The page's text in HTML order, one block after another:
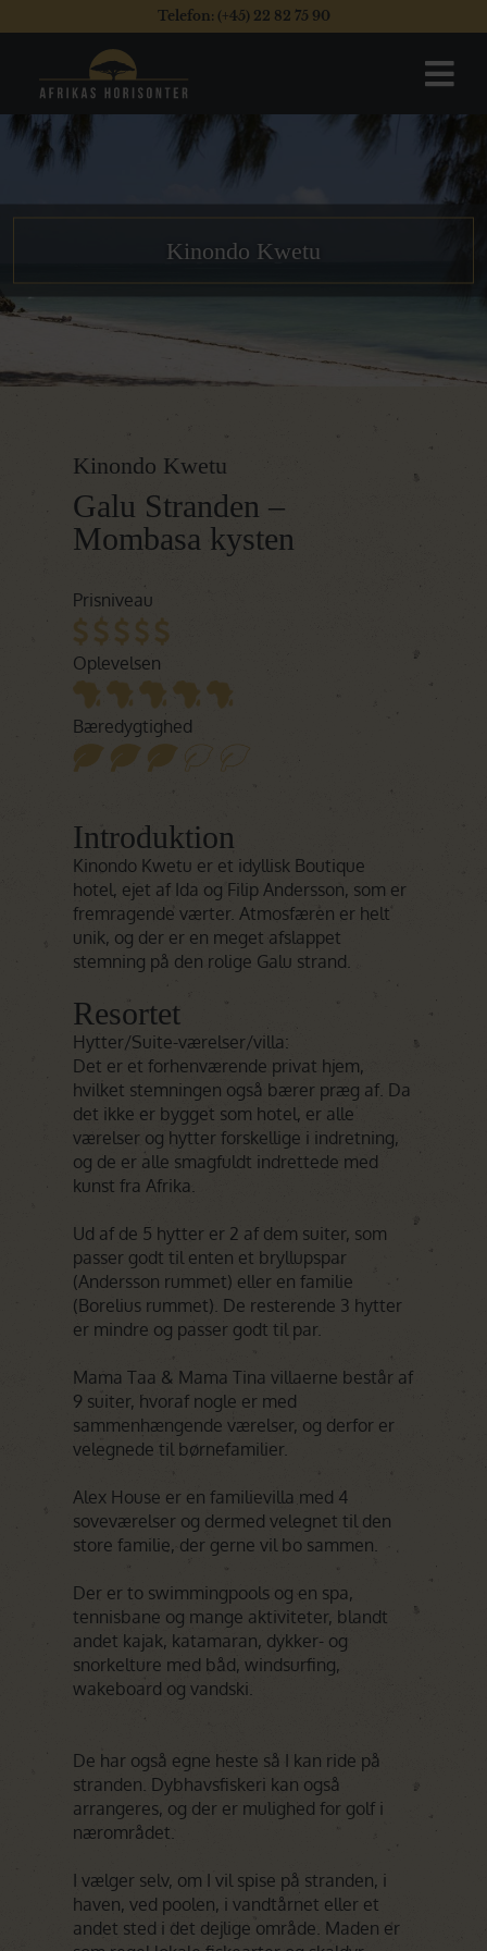
Telefon: (+45) 22 82 75 90
Kinondo Kwetu
Kinondo Kwetu
Galu Stranden –
Mombasa kysten
Prisniveau
Oplevelsen
Bæredygtighed
Introduktion
Kinondo Kwetu er et idyllisk Boutique
hotel, ejet af Ida og Filip Andersson, som er
fremragende værter. Atmosfæren er helt
unik, og der er en meget afslappet
stemning på den rolige Galu strand.
Resortet
Hytter/Suite-værelser/villa:
Det er et forhenværende privat hjem,
hvilket stemningen også bærer præg af. Da
det ikke er bygget som hotel, er alle
værelser og hytter forskellige i indretning,
og de er alle smagfuldt indrettede med
kunst fra Afrika.
Ud af de 5 hytter er 2 af dem suiter, som
passer godt til enten et bryllupspar
(Andersson rummet) eller en familie
(Borelius rummet). De resterende 3 hytter
er mindre og passer godt til par.
Mama Taa & Mama Tina villaerne består af
9 suiter, hvoraf nogle er med
sammenhængende værelser, og derfor er
velegnede til børnefamilier.
Alex House er en familievilla med 4
soveværelser og dermed velegnet til den
store familie, der gerne vil bo sammen.
Der er to swimmingpools og en spa,
tennisbane og mange aktiviteter, blandt
andet kajak, katamaran, dykker- og
snorkelture med båd, windsurfing,
wakeboard og vandski.
De har også egne heste så I kan ride på
stranden. Dybhavsfiskeri kan også
arrangeres, og der er mulighed for golf i
nærområdet.
I vælger selv, om I vil spise på stranden, i
haven, ved poolen, i vandtårnet eller et
andet sted i det dejlige område. Maden er